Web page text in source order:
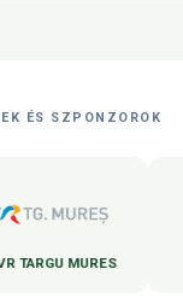
ÉS SZPONZOROK
MURES